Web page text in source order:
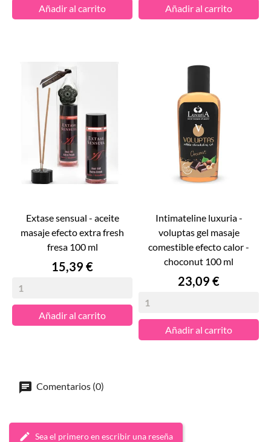
Añadir al carrito Añadir al carrito
extase sensual - aceite
masaje efecto extra fresh
fresa 100 ml
Precio
15,39 €
Añadir al carrito
intimateline luxuria -
voluptas gel masaje
comestible efecto calor -
choconut 100 ml
Precio
23,09 €
Añadir al carrito
Comentarios (0)
Sea el primero en escribir una reseña